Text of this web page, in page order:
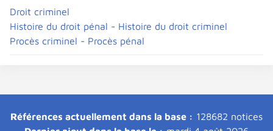
Droit criminel
Histoire du droit pénal - Histoire du droit criminel
Procès criminel - Procès pénal
Références actuellement dans la base : 128682 notices